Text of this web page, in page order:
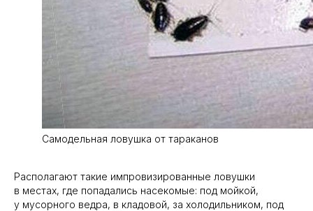
Самодельная ловушка от тараканов
Располагают такие импровизированные ловушки
в местах, где попадались насекомые: под мойкой,
у мусорного ведра, в кладовой, за холодильником, под